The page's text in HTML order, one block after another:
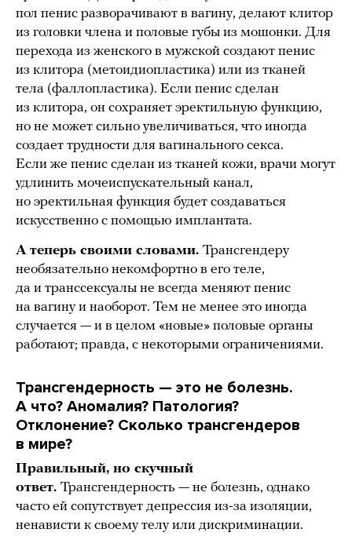
пол пенис разворачивают в вагину, делают клитор
из головки члена и половые губы из мошонки. Для
перехода из женского в мужской создают пенис
из клитора (метоидиопластика) или из тканей
тела (фаллопластика). Если пенис сделан
из клитора, он сохраняет эректильную функцию,
но не может сильно увеличиваться, что иногда
создает трудности для вагинального секса.
Если же пенис сделан из тканей кожи, врачи могут
удлинить мочеиспускательный канал,
но эректильная функция будет создаваться
искусственно с помощью имплантата.
А теперь своими словами. Трансгендеру
необязательно некомфортно в его теле,
да и транссексуалы не всегда меняют пенис
на вагину и наоборот. Тем не менее это иногда
случается — и в целом «новые» половые органы
работают; правда, с некоторыми ограничениями.
Трансгендерность — это не болезнь.
А что? Аномалия? Патология?
Отклонение? Сколько трансгендеров
в мире?
Правильный, но скучный
ответ. Трансгендерность — не болезнь, однако
часто ей сопутствует депрессия из-за изоляции,
ненависти к своему телу или дискриминации.